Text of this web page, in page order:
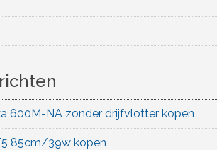
600M-NA zonder drijfvlotter kopen
85cm/39w kopen